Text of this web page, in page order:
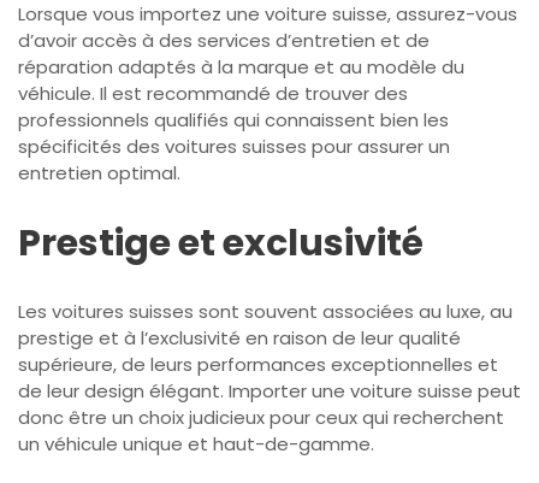
Lorsque vous importez une voiture suisse, assurez-vous
d’avoir accès à des services d’entretien et de
réparation adaptés à la marque et au modèle du
véhicule. Il est recommandé de trouver des
professionnels qualifiés qui connaissent bien les
spécificités des voitures suisses pour assurer un
entretien optimal.
Prestige et exclusivité
Les voitures suisses sont souvent associées au luxe, au
prestige et à l’exclusivité en raison de leur qualité
supérieure, de leurs performances exceptionnelles et
de leur design élégant. Importer une voiture suisse peut
donc être un choix judicieux pour ceux qui recherchent
un véhicule unique et haut-de-gamme.